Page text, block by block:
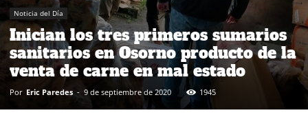
Noticia del Día
Inician los tres primeros sumarios
sanitarios en Osorno producto de la
venta de carne en mal estado
Por Eric Paredes - 9 de septiembre de 2020 1945